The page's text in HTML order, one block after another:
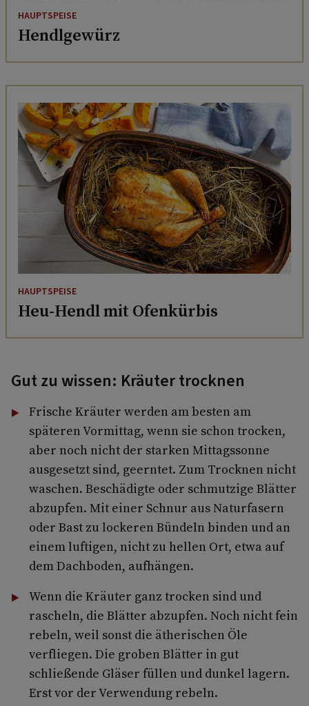
HAUPTSPEISE
Hendlgewürz
HAUPTSPEISE
Heu-Hendl mit Ofenkürbis
Gut zu wissen: Kräuter trocknen
Frische Kräuter werden am besten am
späteren Vormittag, wenn sie schon trocken,
aber noch nicht der starken Mittagssonne
ausgesetzt sind, ge­erntet. Zum Trocknen nicht
waschen. Beschädigte oder schmutzige Blätter
abzupfen. Mit einer Schnur aus Naturfasern
oder Bast zu lockeren Bündeln binden und an
einem luftigen, nicht zu hellen Ort, etwa auf
dem Dachboden, aufhängen.
Wenn die Kräuter ganz trocken sind und
rascheln, die Blätter abzupfen. Noch nicht fein
rebeln, weil sonst die ätherischen Öle
verfliegen. Die groben Blätter in gut
schließende Gläser füllen und dunkel lagern.
Erst vor der Verwendung rebeln.